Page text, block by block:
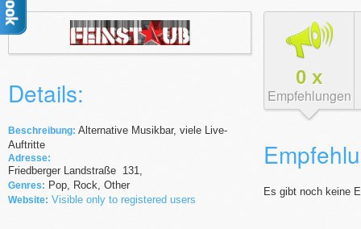
Details:
Beschreibung: Alternative Musikbar, viele Live-
Auftritte
Adresse:
Friedberger Landstraße 131,
Genres: Pop, Rock, Other
Website: Visible only to registered users
0 x
Empfehlungen
Es gibt noch keine